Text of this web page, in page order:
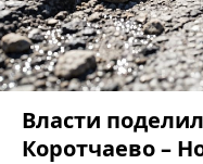
Власти
Коротчаево –